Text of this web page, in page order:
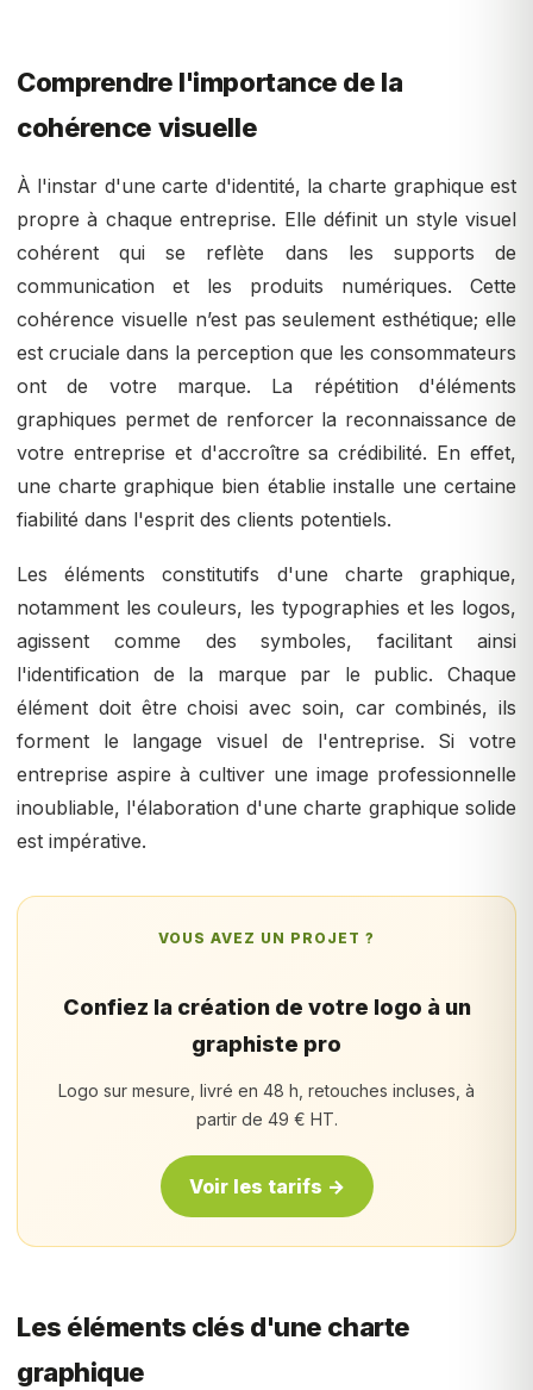
Comprendre l'importance de la
cohérence visuelle
À l'instar d'une carte d'identité, la charte graphique est
propre à chaque entreprise. Elle définit un style visuel
cohérent qui se reflète dans les supports de
communication et les produits numériques. Cette
cohérence visuelle n’est pas seulement esthétique; elle
est cruciale dans la perception que les consommateurs
ont de votre marque. La répétition d'éléments
graphiques permet de renforcer la reconnaissance de
votre entreprise et d'accroître sa crédibilité. En effet,
une charte graphique bien établie installe une certaine
fiabilité dans l'esprit des clients potentiels.
Les éléments constitutifs d'une charte graphique,
notamment les couleurs, les typographies et les logos,
agissent comme des symboles, facilitant ainsi
l'identification de la marque par le public. Chaque
élément doit être choisi avec soin, car combinés, ils
forment le langage visuel de l'entreprise. Si votre
entreprise aspire à cultiver une image professionnelle
inoubliable, l'élaboration d'une charte graphique solide
est impérative.
VOUS AVEZ UN PROJET ?
Confiez la création de votre logo à un
graphiste pro
Logo sur mesure, livré en 48 h, retouches incluses, à
partir de 49 € HT.
Voir les tarifs →
Les éléments clés d'une charte
graphique